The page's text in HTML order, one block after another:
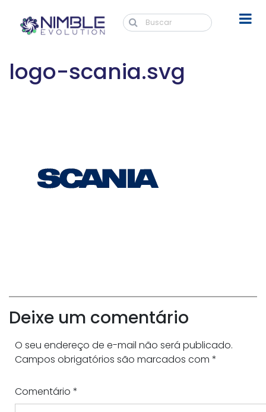
logo-scania.svg
Deixe um comentário
O seu endereço de e-mail não será publicado.
Campos obrigatórios são marcados com *
Comentário *